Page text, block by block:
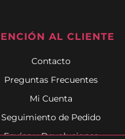
AL CLIENTE
Contacto
Preguntas Frecuentes
Mi Cuenta
Seguimiento de Pedido
Envíos y Devoluciones